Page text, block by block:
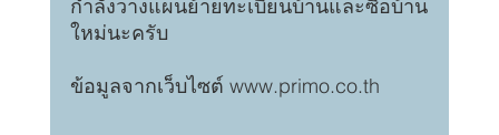
กำลังวางแผนย้ายทะเบียนบ้านและซื้อบ้าน
ใหม่นะครับ
ข้อมูลจากเว็บไซต์ www.primo.co.th